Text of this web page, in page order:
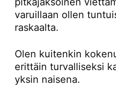
varuillaan ollen
raskaalta.
Olen kuitenkin
erittäin turvalliseksi
yksin naisena.